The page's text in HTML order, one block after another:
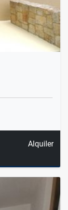
Alquiler